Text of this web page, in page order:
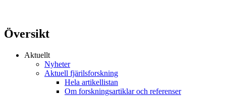
Översikt
Aktuellt
Nyheter
Aktuell fjärilsforskning
Hela artikellistan
Om forskningsartiklar och referenser